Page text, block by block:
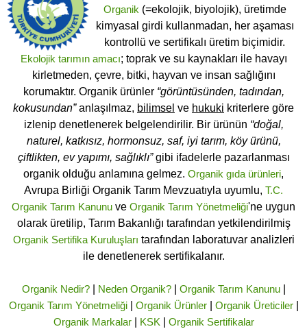
Organik (=ekolojik, biyolojik), üretimde
kimyasal girdi kullanmadan, her aşaması
kontrollü ve sertifikalı üretim biçimidir.
Ekolojik tarımın amacı; toprak ve su kaynakları ile havayı
kirletmeden, çevre, bitki, hayvan ve insan sağlığını
korumaktır. Organik ürünler “görüntüsünden, tadından,
kokusundan”anlaşılmaz, bilimsel ve hukuki kriterlere göre
izlenip denetlenerek belgelendirilir. Bir ürünün “doğal,
naturel, katkısız, hormonsuz, saf, iyi tarım, köy ürünü,
çiftlikten, ev yapımı, sağlıklı”gibi ifadelerle pazarlanması
organik olduğu anlamına gelmez. Organik gıda ürünleri,
Avrupa Birliği Organik Tarım Mevzuatıyla uyumlu, T.C.
Organik Tarım Kanunu ve Organik Tarım Yönetmeliği'ne uygun
olarak üretilip, Tarım Bakanlığı tarafından yetkilendirilmiş
Organik Sertifika Kuruluşları tarafından laboratuvar analizleri
ile denetlenerek sertifikalanır.
Organik Nedir?| Neden Organik?| Organik Tarım Kanunu|
Organik Tarım Yönetmeliği| Organik Ürünler| Organik Üreticiler|
Organik Markalar| KSK Organik Sertifikalar